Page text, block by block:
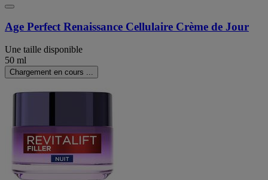
Age Perfect Renaissance Cellulaire Crème de Jour
Une taille disponible
50 ml
Chargement en cours ...